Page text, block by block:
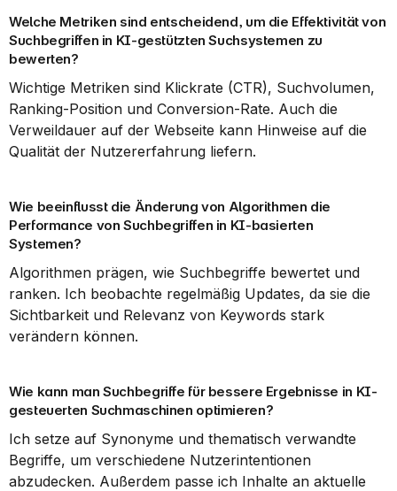
Welche Metriken sind entscheidend, um die Effektivität von
Suchbegriffen in KI-gestützten Suchsystemen zu
bewerten?
Wichtige Metriken sind Klickrate (CTR), Suchvolumen,
Ranking-Position und Conversion-Rate. Auch die
Verweildauer auf der Webseite kann Hinweise auf die
Qualität der Nutzererfahrung liefern.
Wie beeinflusst die Änderung von Algorithmen die
Performance von Suchbegriffen in KI-basierten
Systemen?
Algorithmen prägen, wie Suchbegriffe bewertet und
ranken. Ich beobachte regelmäßig Updates, da sie die
Sichtbarkeit und Relevanz von Keywords stark
verändern können.
Wie kann man Suchbegriffe für bessere Ergebnisse in KI-
gesteuerten Suchmaschinen optimieren?
Ich setze auf Synonyme und thematisch verwandte
Begriffe, um verschiedene Nutzerintentionen
abzudecken. Außerdem passe ich Inhalte an aktuelle